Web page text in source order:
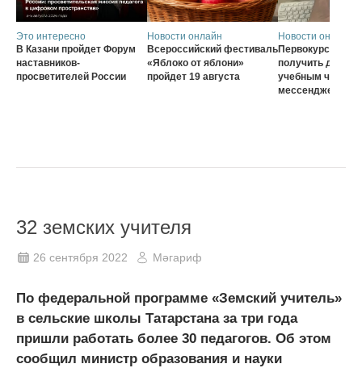
Это интересно
В Казани пройдет Форум
наставников-
просветителей России
Новости онлайн
Всероссийский фестиваль
«Яблоко от яблони»
пройдет 19 августа
Новости онлайн
Первокурсники
получить доступ
учебным чатам
мессенджер MAX
32 земских учителя
26 сентября 2022 Мәгариф
По федеральной программе «Земский учитель»
в сельские школы Татарстана за три года
пришли работать более 30 педагогов. Об этом
сообщил министр образования и науки